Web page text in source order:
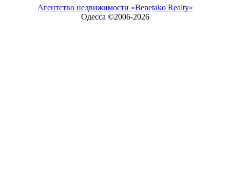
Агентство недвижимости «Benetako Realty»
Одесса ©2006-2026